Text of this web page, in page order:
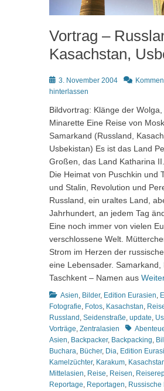
Vortrag –
Kasachstan,
Posted
on
3. November 2004
hinterlassen
Bildvortrag: Klänge der
Minarette Eine Reise von
Samarkand (Russland,
Usbekistan) Es ist das Land
Großen, das Land Katharina
Die Heimat von Puschkin und
und Stalin, Revolution und
Russland, ein uraltes Land,
Jahrhundert, an jedem Tag
Eine noch immer von vielen
verschlossene Welt.
Strom im Herzen der
eine Lebensader. Samarkand,
Taschkent – Namen aus
Kategorien
Asien, Bilder, Edition Eurasien,
Fotografie, Fotos, Kasachstan,
Russland , Seidenstraße, update,
Vorträge, Zentralasien Schlagworte
Asien, Backpacker, Backpacking,
Buchara, Bücher, Dia, Edition
Kamelzüchter, Karakum,
Mittelasien, Reise, Reisen,
Reportage, Reportagen, Russische